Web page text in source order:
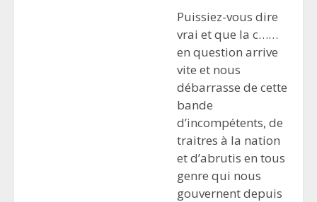
Puissiez-vous dire
vrai et que la c……
en question arrive
vite et nous
débarrasse de cette
bande
d’incompétents, de
traitres à la nation
et d’abrutis en tous
genre qui nous
gouvernent depuis